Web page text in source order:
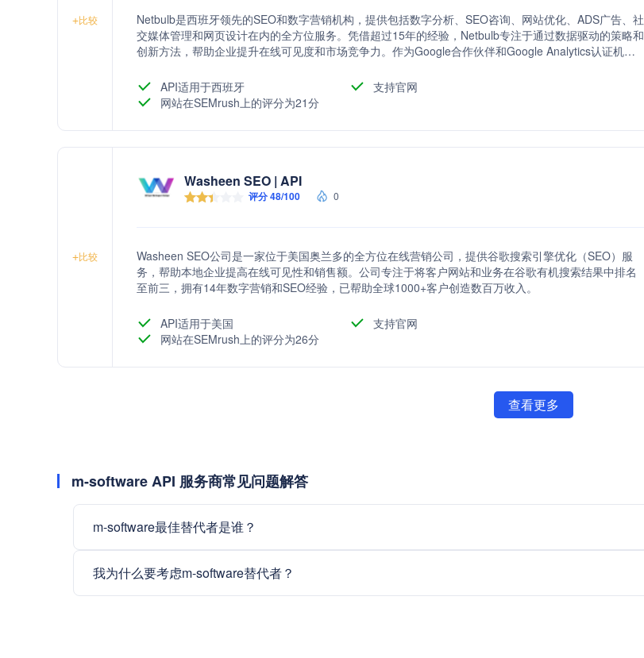
+比较
Netbulb是西班牙领先的SEO和数字营销机构，提供包括数字分析、SEO咨询、网站优化、ADS广告、社
交媒体管理和网页设计在内的全方位服务。凭借超过15年的经验，Netbulb专注于通过数据驱动的策略和
创新方法，帮助企业提升在线可见度和市场竞争力。作为Google合作伙伴和Google Analytics认证机
API适用于西班牙
支持官网
网站在SEMrush上的评分为21分
+比较
Washeen SEO | API
评分 48/100 0
Washeen SEO公司是一家位于美国奥兰多的全方位在线营销公司，提供谷歌搜索引擎优化（SEO）服
务，帮助本地企业提高在线可见性和销售额。公司专注于将客户网站和业务在谷歌有机搜索结果中排名
至前三，拥有14年数字营销和SEO经验，已帮助全球1000+客户创造数百万收入。
API适用于美国
支持官网
网站在SEMrush上的评分为26分
查看更多
m-software API 服务商常见问题解答
m-software最佳替代者是谁？
我为什么要考虑m-software替代者？